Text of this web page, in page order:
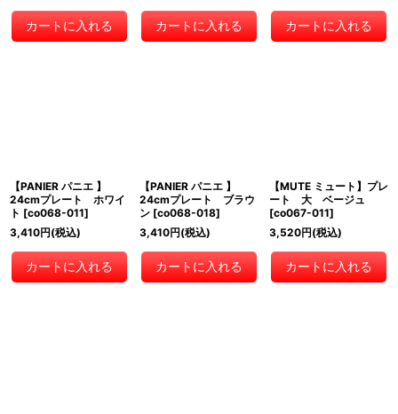
カートに入れる カートに入れる カートに入れる
【PANIER パニエ 】
24cmプレート ホワイ
ト [co068-011]
3,410円(税込)
カートに入れる
【PANIER パニエ 】
24cmプレート ブラウ
ン [co068-018]
3,410円(税込)
カートに入れる
【MUTE ミュート】プレ
ート 大 ベージュ
[co067-011]
3,520円(税込)
カートに入れる